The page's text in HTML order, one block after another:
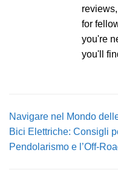
for
you're
you'll
Navigare nel Mondo
Bici Elettriche: Consigli
Pendolarismo e l’Off-